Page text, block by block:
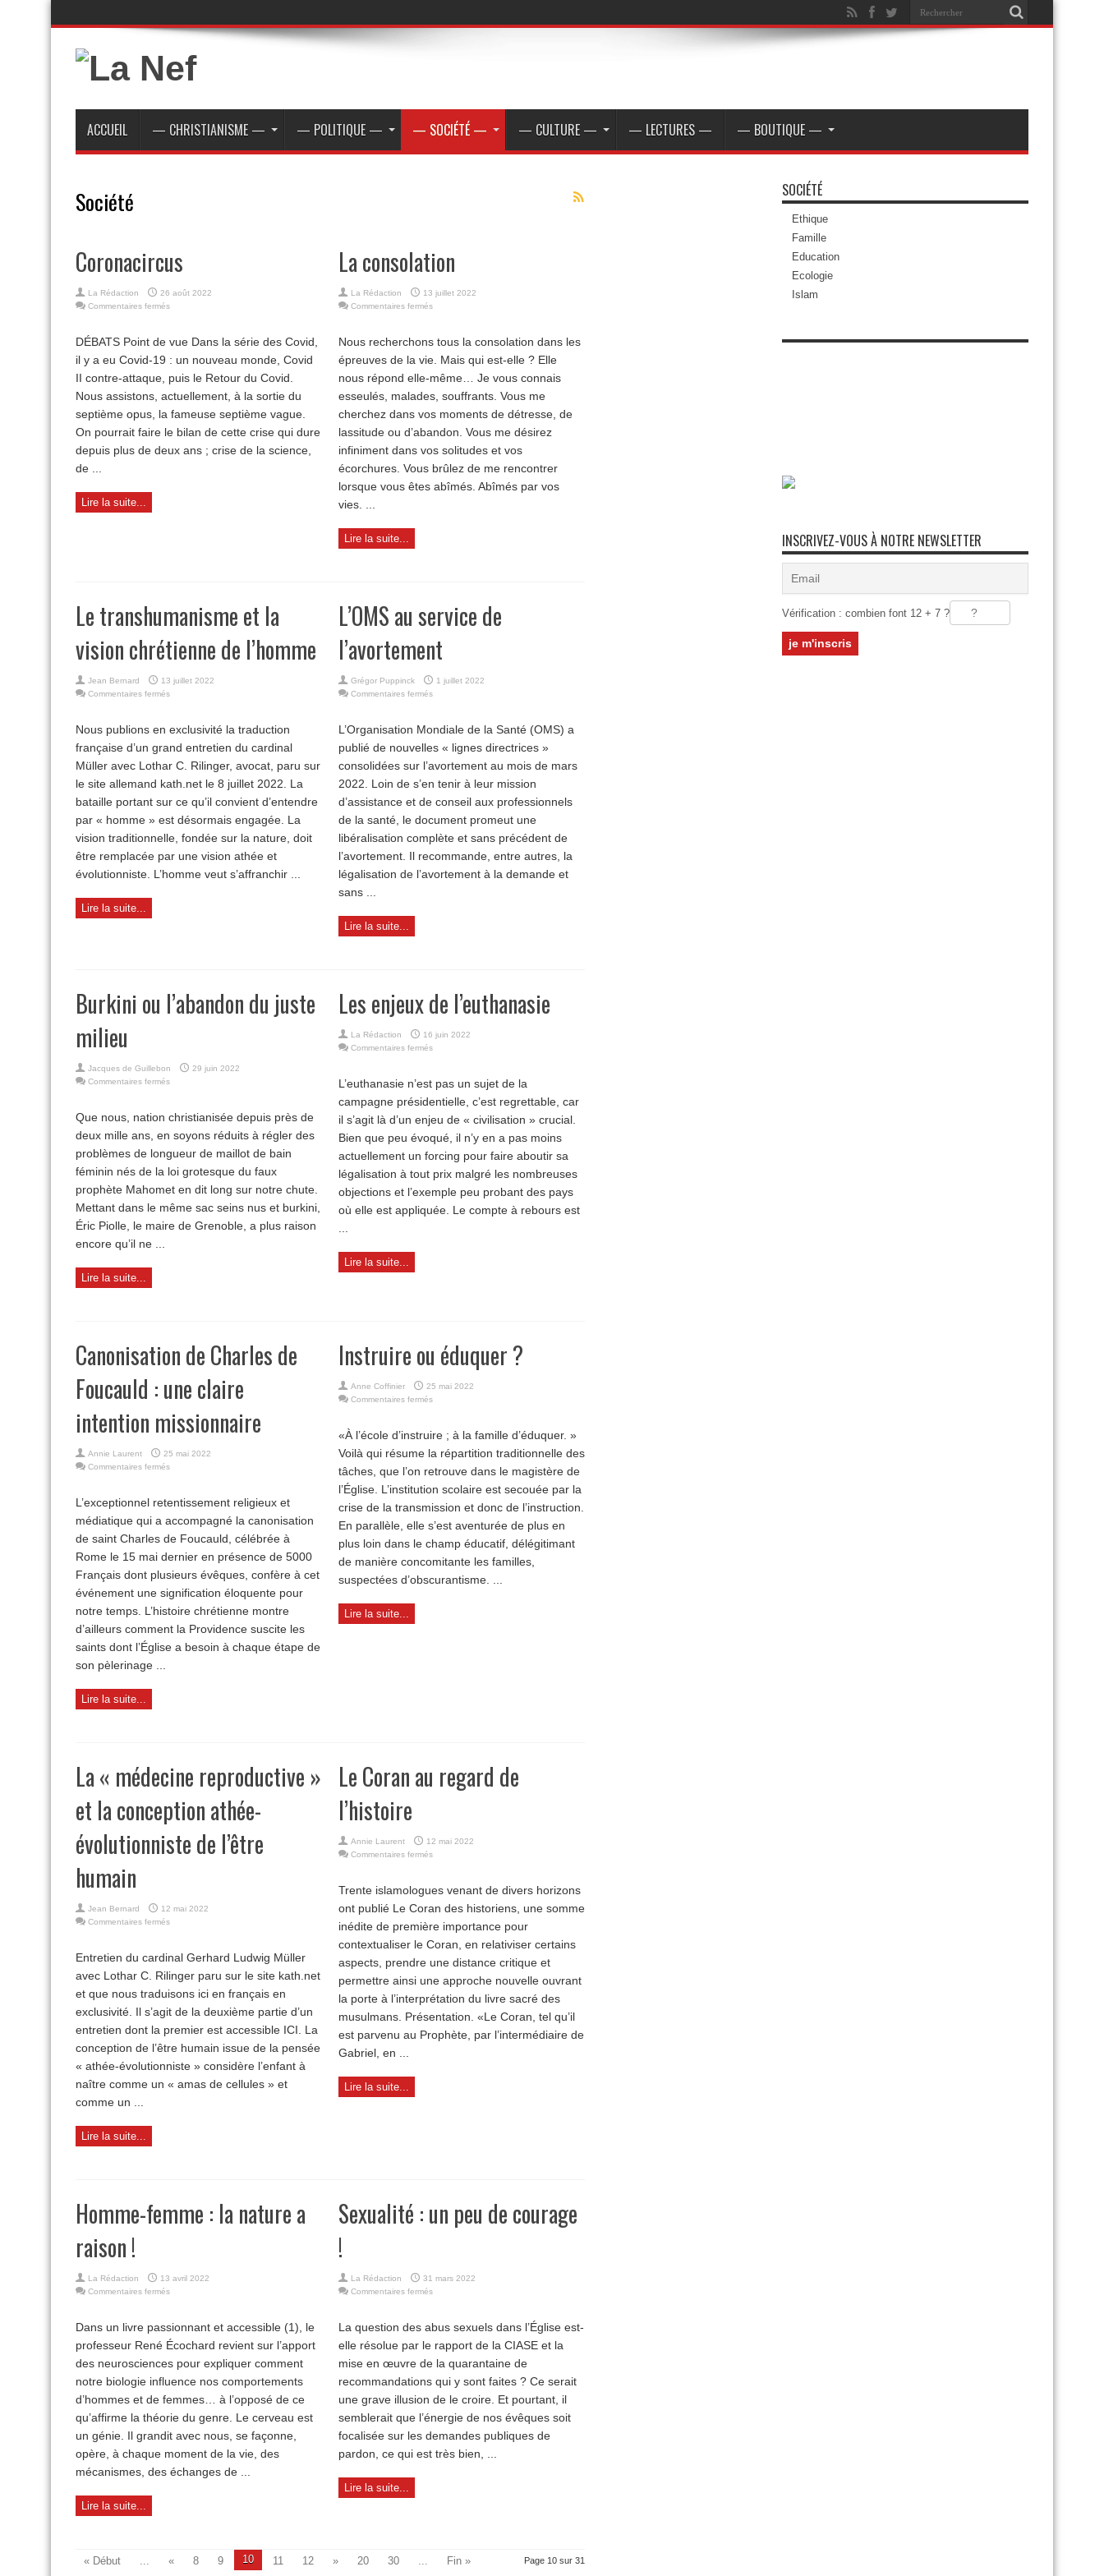
ACCUEIL — CHRISTIANISME — — POLITIQUE — — SOCIÉTÉ — — CULTURE — — LECTURES — — BOUTIQUE —
Société
Coronacircus
La Rédaction
26 août 2022
Commentaires fermés
DÉBATS Point de vue Dans la série des Covid,
il y a eu Covid-19 : un nouveau monde, Covid
II contre-attaque, puis le Retour du Covid.
Nous assistons, actuellement, à la sortie du
septième opus, la fameuse septième vague.
On pourrait faire le bilan de cette crise qui dure
depuis plus de deux ans ; crise de la science,
de ...
Lire la suite...
La consolation
La Rédaction
13 juillet 2022
Commentaires fermés
Nous recherchons tous la consolation dans les
épreuves de la vie. Mais qui est-elle ? Elle
nous répond elle-même… Je vous connais
esseulés, malades, souffrants. Vous me
cherchez dans vos moments de détresse, de
lassitude ou d’abandon. Vous me désirez
infiniment dans vos solitudes et vos
écorchures. Vous brûlez de me rencontrer
lorsque vous êtes abîmés. Abîmés par vos
vies. ...
Lire la suite...
Le transhumanisme et la
vision chrétienne de l’homme
Jean Bernard
13 juillet 2022
Commentaires fermés
et
la
chrétienne
de
Nous publions en exclusivité la traduction
française d’un grand entretien du cardinal
Müller avec Lothar C. Rilinger, avocat, paru sur
le site allemand kath.net le 8 juillet 2022. La
bataille portant sur ce qu’il convient d’entendre
par « homme » est désormais engagée. La
vision traditionnelle, fondée sur la nature, doit
être remplacée par une vision athée et
évolutionniste. L’homme veut s’affranchir ...
Lire la suite...
L’OMS au service de
l’avortement
Grégor Puppinck
1 juillet 2022
Commentaires fermés
service
de
L’Organisation Mondiale de la Santé (OMS) a
publié de nouvelles « lignes directrices »
consolidées sur l’avortement au mois de mars
2022. Loin de s’en tenir à leur mission
d’assistance et de conseil aux professionnels
de la santé, le document promeut une
libéralisation complète et sans précédent de
l’avortement. Il recommande, entre autres, la
légalisation de l’avortement à la demande et
sans ...
Lire la suite...
Burkini ou l’abandon du juste
milieu
Jacques de Guillebon
29 juin 2022
Commentaires fermés
l’abandon
du
milieu
Que nous, nation christianisée depuis près de
deux mille ans, en soyons réduits à régler des
problèmes de longueur de maillot de bain
féminin nés de la loi grotesque du faux
prophète Mahomet en dit long sur notre chute.
Mettant dans le même sac seins nus et burkini,
Éric Piolle, le maire de Grenoble, a plus raison
encore qu’il ne ...
Lire la suite...
Les enjeux de l’euthanasie
La Rédaction
16 juin 2022
Commentaires fermés
de
l’euthanasie
L’euthanasie n’est pas un sujet de la
campagne présidentielle, c’est regrettable, car
il s’agit là d’un enjeu de « civilisation » crucial.
Bien que peu évoqué, il n’y en a pas moins
actuellement un forcing pour faire aboutir sa
légalisation à tout prix malgré les nombreuses
objections et l’exemple peu probant des pays
où elle est appliquée. Le compte à rebours est
Lire la suite...
Canonisation de Charles de
Foucauld : une claire
intention missionnaire
Annie Laurent
25 mai 2022
Commentaires fermés
Charles
de
:
une
claire
missionnaire
L’exceptionnel retentissement religieux et
médiatique qui a accompagné la canonisation
de saint Charles de Foucauld, célébrée à
Rome le 15 mai dernier en présence de 5000
Français dont plusieurs évêques, confère à cet
événement une signification éloquente pour
notre temps. L’histoire chrétienne montre
d’ailleurs comment la Providence suscite les
saints dont l’Église a besoin à chaque étape de
son pèlerinage ...
Lire la suite...
Instruire ou éduquer ?
Anne Coffinier
25 mai 2022
Commentaires fermés
éduquer
?
«À l’école d’instruire ; à la famille d’éduquer. »
Voilà qui résume la répartition traditionnelle des
tâches, que l’on retrouve dans le magistère de
l’Église. L’institution scolaire est secouée par la
crise de la transmission et donc de l’instruction.
En parallèle, elle s’est aventurée de plus en
plus loin dans le champ éducatif, délégitimant
de manière concomitante les familles,
suspectées d’obscurantisme. ...
Lire la suite...
La « médecine reproductive »
et la conception athée-
évolutionniste de l’être
humain
Jean Bernard
12 mai 2022
Commentaires fermés
reproductive »
et
conception
athée-
évolutionniste
l’être
humain
Entretien du cardinal Gerhard Ludwig Müller
avec Lothar C. Rilinger paru sur le site kath.net
et que nous traduisons ici en français en
exclusivité. Il s’agit de la deuxième partie d’un
entretien dont la premier est accessible ICI. La
conception de l’être humain issue de la pensée
« athée-évolutionniste » considère l’enfant à
naître comme un « amas de cellules » et
comme un ...
Lire la suite...
Le Coran au regard de
l’histoire
Annie Laurent
12 mai 2022
Commentaires fermés
au
regard
l’histoire
Trente islamologues venant de divers horizons
ont publié Le Coran des historiens, une somme
inédite de première importance pour
contextualiser le Coran, en relativiser certains
aspects, prendre une distance critique et
permettre ainsi une approche nouvelle ouvrant
la porte à l’interprétation du livre sacré des
musulmans. Présentation. «Le Coran, tel qu’il
est parvenu au Prophète, par l’intermédiaire de
Gabriel, en ...
Lire la suite...
Homme-femme : la nature a
raison !
La Rédaction
13 avril 2022
Commentaires fermés
:
la
a
raison
Dans un livre passionnant et accessible (1), le
professeur René Écochard revient sur l’apport
des neurosciences pour expliquer comment
notre biologie influence nos comportements
d’hommes et de femmes… à l’opposé de ce
qu’affirme la théorie du genre. Le cerveau est
un génie. Il grandit avec nous, se façonne,
opère, à chaque moment de la vie, des
mécanismes, des échanges de ...
Lire la suite...
Sexualité : un peu de courage
!
La Rédaction
31 mars 2022
Commentaires fermés
un
peu
courage
La question des abus sexuels dans l’Église est-
elle résolue par le rapport de la CIASE et la
mise en œuvre de la quarantaine de
recommandations qui y sont faites ? Ce serait
une grave illusion de le croire. Et pourtant, il
semblerait que l’énergie de nos évêques soit
focalisée sur les demandes publiques de
pardon, ce qui est très bien, ...
Lire la suite...
Page 10 sur 31
« Début ... « 8 9 10 11 12 » 20 30 ... Fin »
SOCIÉTÉ
Ethique
Famille
Education
Ecologie
Islam
INSCRIVEZ-VOUS À NOTRE NEWSLETTER
Vérification : combien font 12 + 7 ?